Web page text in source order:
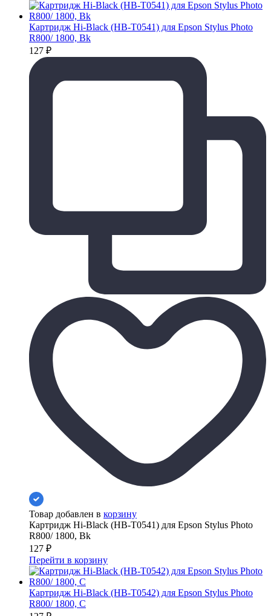
Картридж Hi-Black (HB-T0541) для Epson Stylus Photo
R800/ 1800, Bk
127 ₽
Товар добавлен в корзину
Картридж Hi-Black (HB-T0541) для Epson Stylus Photo
R800/ 1800, Bk
127 ₽
Перейти в корзину
Картридж Hi-Black (HB-T0542) для Epson Stylus Photo
R800/ 1800, C